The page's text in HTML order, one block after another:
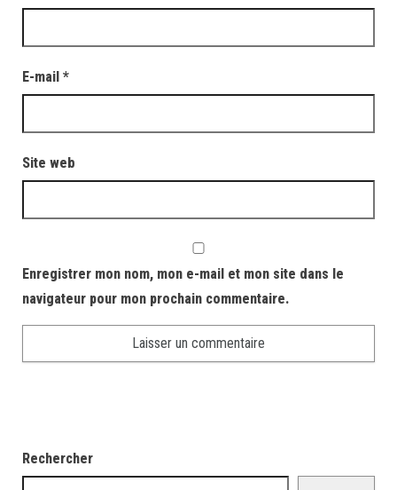
E-mail *
Site web
Enregistrer mon nom, mon e-mail et mon site dans le
navigateur pour mon prochain commentaire.
Rechercher